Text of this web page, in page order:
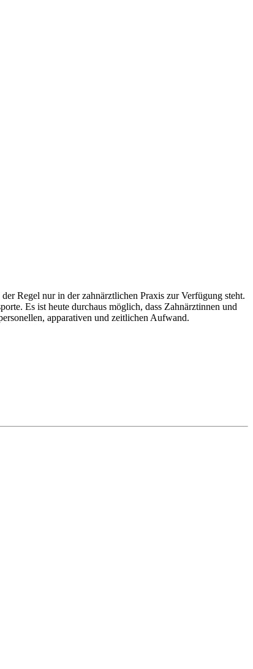
Regel nur in der zahnärztlichen Praxis zur Verfügung steht.
Es ist heute durchaus möglich, dass Zahnärztinnen und
apparativen und zeitlichen Aufwand.